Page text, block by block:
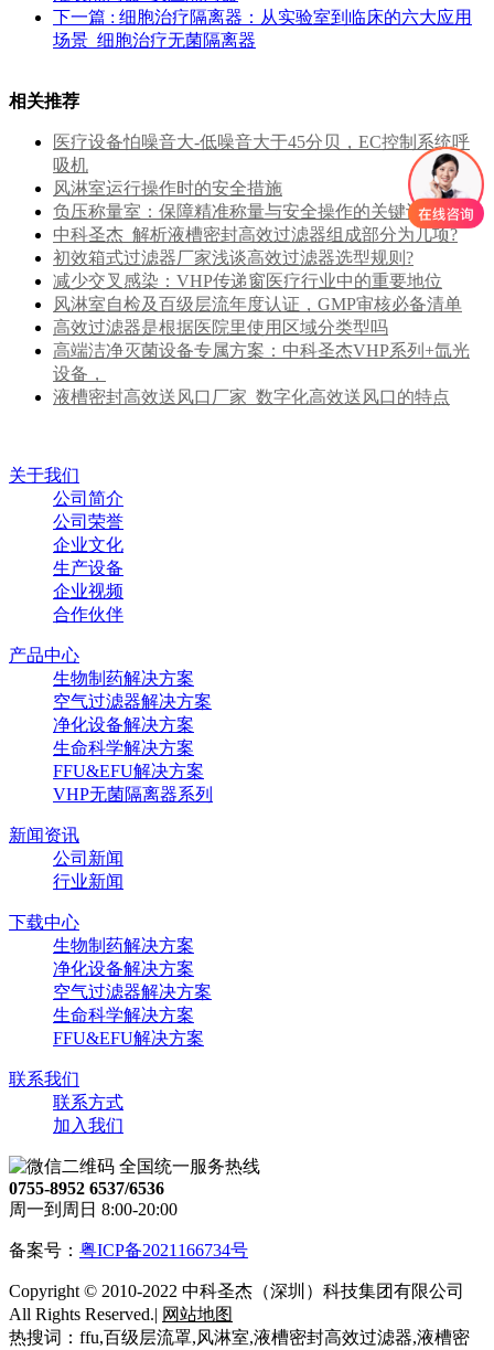
下一篇 : 细胞治疗隔离器：从实验室到临床的六大应用
场景_细胞治疗无菌隔离器
相关推荐
医疗设备怕噪音大-低噪音大于45分贝，EC控制系统呼
吸机
风淋室运行操作时的安全措施
负压称量室：保障精准称量与安全操作的关键设备
中科圣杰_解析液槽密封高效过滤器组成部分为几项?
初效箱式过滤器厂家浅谈高效过滤器选型规则?
减少交叉感染：VHP传递窗医疗行业中的重要地位
风淋室自检及百级层流年度认证，GMP审核必备清单
高效过滤器是根据医院里使用区域分类型吗
高端洁净灭菌设备专属方案：中科圣杰VHP系列+氙光
设备，
液槽密封高效送风口厂家_数字化高效送风口的特点
关于我们
公司简介
公司荣誉
企业文化
生产设备
企业视频
合作伙伴
产品中心
生物制药解决方案
空气过滤器解决方案
净化设备解决方案
生命科学解决方案
FFU&EFU解决方案
VHP无菌隔离器系列
新闻资讯
公司新闻
行业新闻
下载中心
生物制药解决方案
净化设备解决方案
空气过滤器解决方案
生命科学解决方案
FFU&EFU解决方案
联系我们
联系方式
加入我们
全国统一服务热线
0755-8952 6537/6536
周一到周日 8:00-20:00
备案号： 粤ICP备2021166734号
Copyright © 2010-2022 中科圣杰（深圳）科技集团有限公司
All Rights Reserved.| 网站地图
热搜词：ffu,百级层流罩,风淋室,液槽密封高效过滤器,液槽密